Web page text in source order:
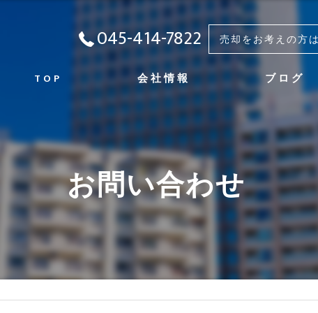
045-414-7822 売却をお考えの方
TOP 会社情報
代表挨拶
事業内容
実績
修繕の実績
ブログ
お問い合わせ